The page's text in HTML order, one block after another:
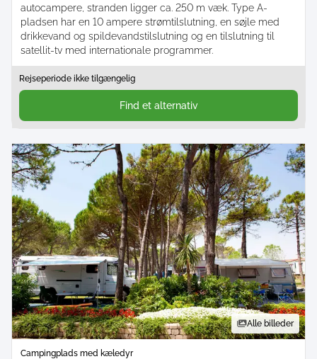
autocampere, stranden ligger ca. 250 m væk. Type A-
pladsen har en 10 ampere strømtilslutning, en søjle med
drikkevand og spildevandstilslutning og en tilslutning til
satellit-tv med internationale programmer.
Rejseperiode ikke tilgængelig
Find et alternativ
Alle billeder
Campingplads med kæledyr